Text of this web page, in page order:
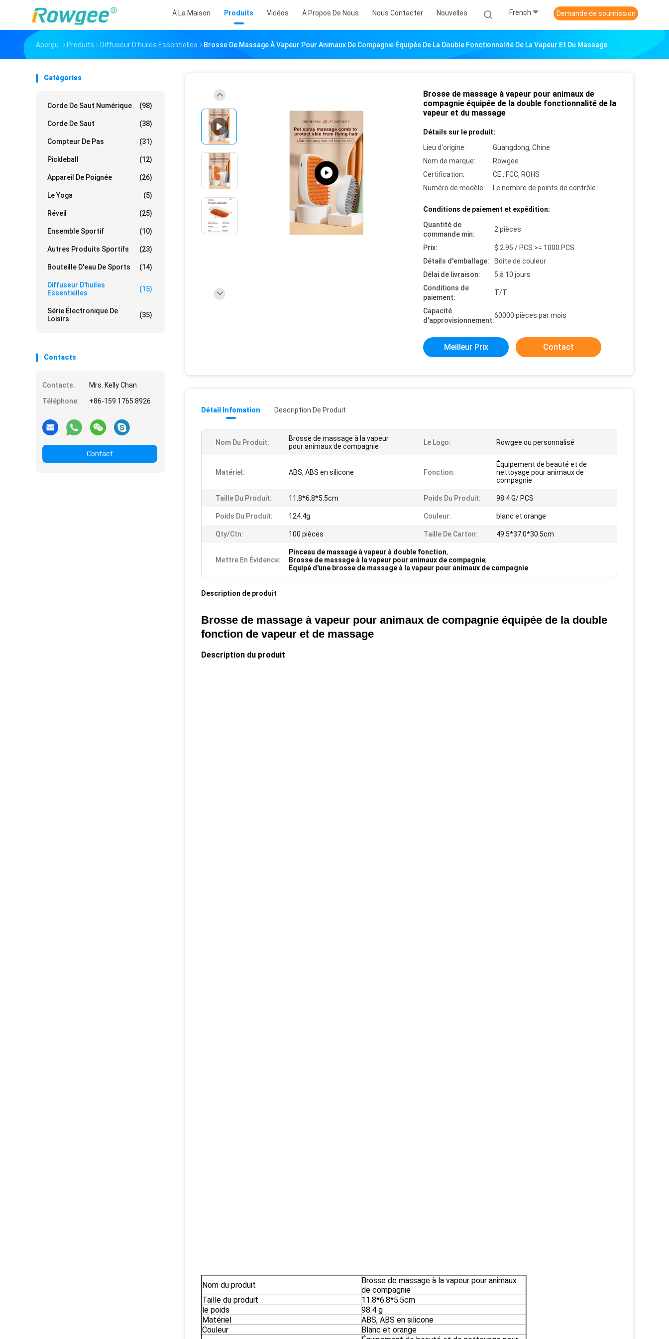
À La Maison Produits Vidéos À Propos De Nous Nous Contacter Nouvelles French Demande de soumission
Aperçu Produits Diffuseur D'huiles Essentielles Brosse De Massage À Vapeur Pour Animaux De Compagnie Équipée De La Double Fonctionnalité De La Vapeur Et Du Massage
Catégories
Corde De Saut Numérique (98)
Corde De Saut (38)
Compteur De Pas (31)
Pickleball (12)
Appareil De Poignée (26)
Le Yoga (5)
Réveil (25)
Ensemble Sportif (10)
Autres Produits Sportifs (23)
Bouteille D'eau De Sports (14)
Diffuseur D'huiles
Essentielles
(15)
Série Électronique De
Loisirs
(35)
Contacts
Contacts:
Mrs. Kelly Chan
Téléphone:
+86-159 1765 8926
Contact
Brosse de massage à vapeur pour animaux de
compagnie équipée de la double fonctionnalité de la
vapeur et du massage
Détails sur le produit:
Lieu d'origine:
Guangdong, Chine
Nom de marque:
Rowgee
Certification:
CE , FCC, ROHS
Numéro de modèle:
Le nombre de points de contrôle
Conditions de paiement et expédition:
Quantité de
commande min:
2 pièces
Prix:
$ 2.95 / PCS >= 1000 PCS
Détails d'emballage:
Boîte de couleur
Délai de livraison:
5 à 10 jours
Conditions de
paiement:
T/T
Capacité
d'approvisionnement:
60000 pièces par mois
Meilleur Prix Contact
Détail Infomation Description De Produit
Nom Du Produit:
Brosse de massage à la vapeur
pour animaux de compagnie
Le Logo: Rowgee ou personnalisé
Matériel: ABS, ABS en silicone Fonction:
Équipement de beauté et de
nettoyage pour animaux de
compagnie
Taille Du Produit: 11.8*6.8*5.5cm Poids Du Produit: 98.4 G/ PCS
Poids Du Produit: 124.4g Couleur: blanc et orange
Qty/Ctn: 100 pièces Taille De Carton: 49.5*37.0*30.5cm
Mettre En Évidence:
Pinceau de massage à vapeur à double fonction,
Brosse de massage à la vapeur pour animaux de compagnie,
Équipé d'une brosse de massage à la vapeur pour animaux de compagnie
Description de produit
Brosse de massage à vapeur pour animaux de compagnie équipée de la double
fonction de vapeur et de massage
Description du produit
Nom du produit
Brosse de massage à la vapeur pour animaux
de compagnie
Taille du produit
11.8*6.8*5.5cm
le poids
98.4 g
Matériel
ABS, ABS en silicone
Couleur
Blanc et orange